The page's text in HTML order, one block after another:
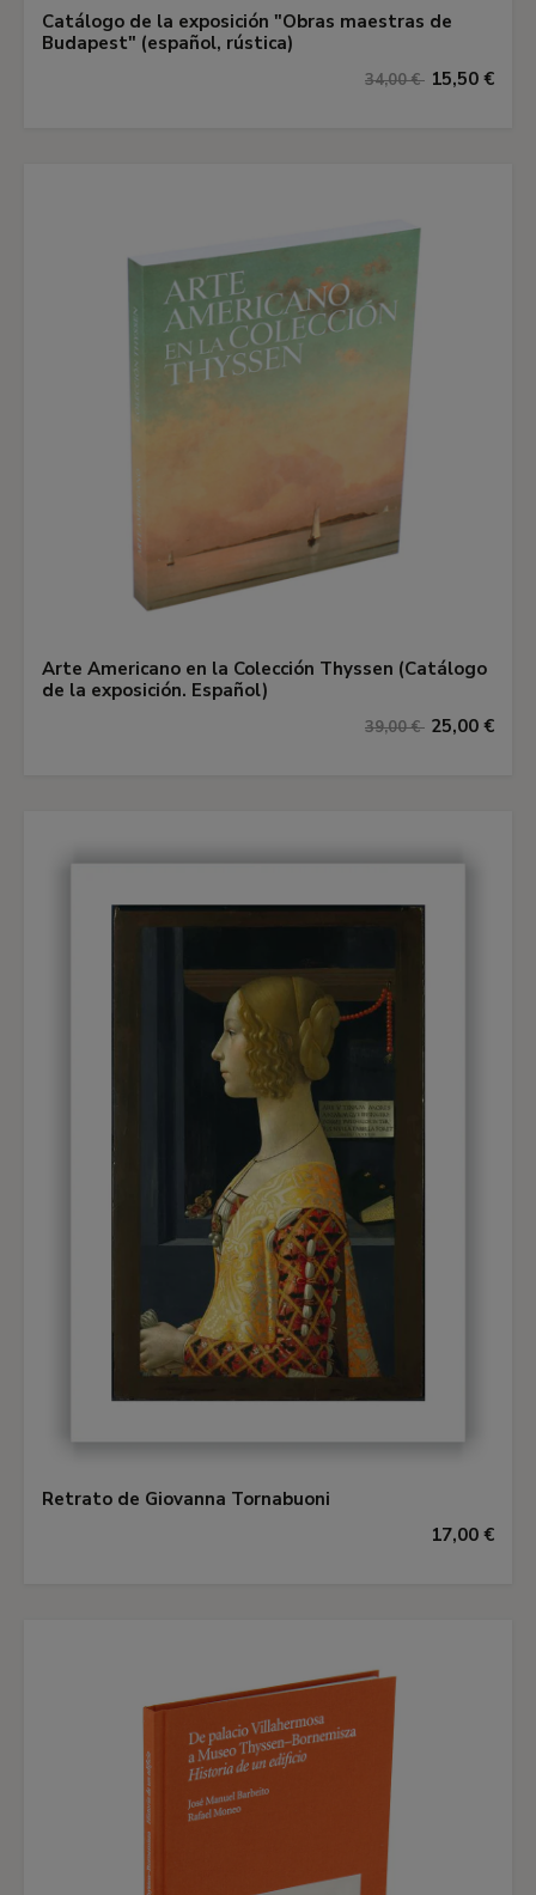
Catálogo de la exposición "Obras maestras de
Budapest" (español, rústica)
34,00 € 15,50 €
Arte Americano en la Colección Thyssen (Catálogo
de la exposición. Español)
39,00 € 25,00 €
Retrato de Giovanna Tornabuoni
17,00 €